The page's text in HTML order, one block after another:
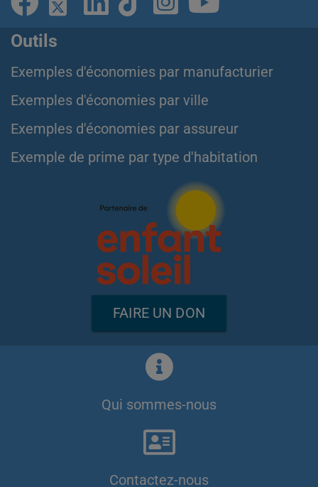
Outils
Exemples d'économies par manufacturier
Exemples d'économies par ville
Exemples d'économies par assureur
Exemple de prime par type d'habitation
FAIRE UN DON
Qui sommes-nous
Contactez-nous